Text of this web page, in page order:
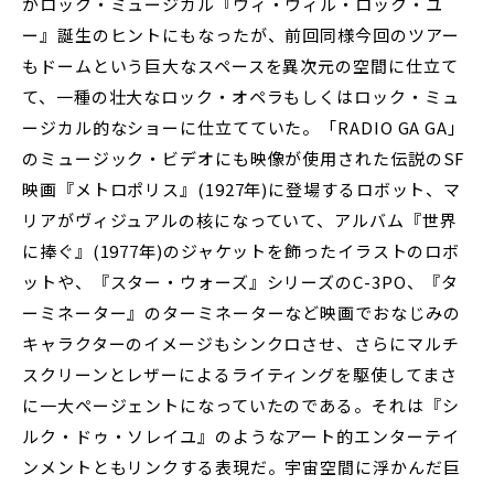
ー』誕生のヒントにもなったが、前回同様今回のツアー
もドームという巨大なスペースを異次元の空間に仕立て
て、一種の壮大なロック・オペラもしくはロック・ミュ
ージカル的なショーに仕立てていた。「RADIO GA GA」
のミュージック・ビデオにも映像が使用された伝説のSF
映画『メトロポリス』(1927年)に登場するロボット、マ
リアがヴィジュアルの核になっていて、アルバム『世界
に捧ぐ』(1977年)のジャケットを飾ったイラストのロボ
ットや、『スター・ウォーズ』シリーズのC-3PO、『タ
ーミネーター』のターミネーターなど映画でおなじみの
キャラクターのイメージもシンクロさせ、さらにマルチ
スクリーンとレザーによるライティングを駆使してまさ
に一大ページェントになっていたのである。それは『シ
ルク・ドゥ・ソレイユ』のようなアート的エンターテイ
ンメントともリンクする表現だ。宇宙空間に浮かんだ巨